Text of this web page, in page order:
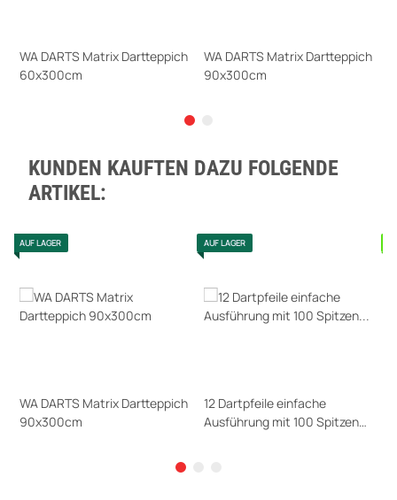
WA DARTS Matrix Dartteppich
60x300cm
WA DARTS Matrix Dartteppich
90x300cm
KUNDEN KAUFTEN DAZU FOLGENDE
ARTIKEL:
AUF LAGER
WA DARTS Matrix Dartteppich
90x300cm
AUF LAGER
12 Dartpfeile einfache
Ausführung mit 100 Spitzen